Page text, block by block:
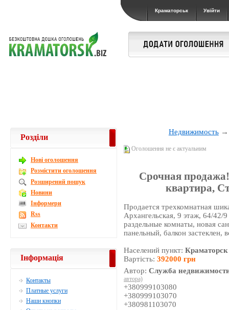
Краматорськ Увійти
Недвижимость
Оголошення не є актуальним
Срочная
квартира,
Продается трехкомнатная
Архангельская, 9 этаж, 64/42/
раздельные комнаты, новая
панельный, балкон застеклен,
Населений пункт:Краматорск
Вартість:392000 грн
Автор:Служба
автора)
+380999103080
+380999103070
+380981103070
Розділи
Новi оголошення
Розмістити оголошення
Розширений пошук
Новини
Інформери
Rss
Контакти
Інформація
Контакты
Платные услуги
Наши кнопки